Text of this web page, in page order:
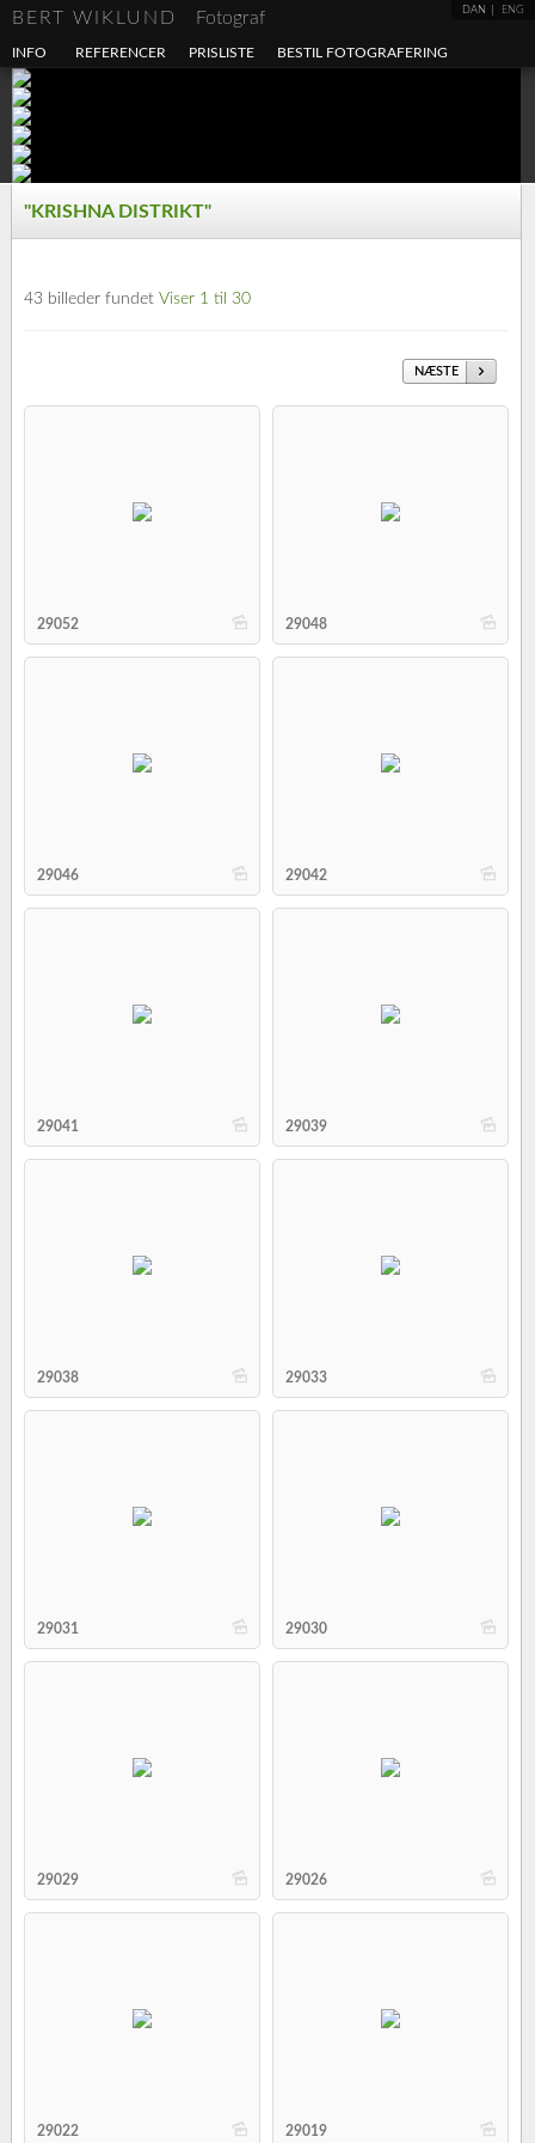
DAN ENG
BERT WIKLUND Fotograf
INFO REFERENCER PRISLISTE BESTIL FOTOGRAFERING
"KRISHNA DISTRIKT"
43 billeder fundet Viser 1 til 30
NÆSTE
b
29052 b
29048
b
29046 b
29042
b
29041 b
29039
b
29038 b
29033
b
29031 b
29030
b
29029 b
29026
b
29022 b
29019